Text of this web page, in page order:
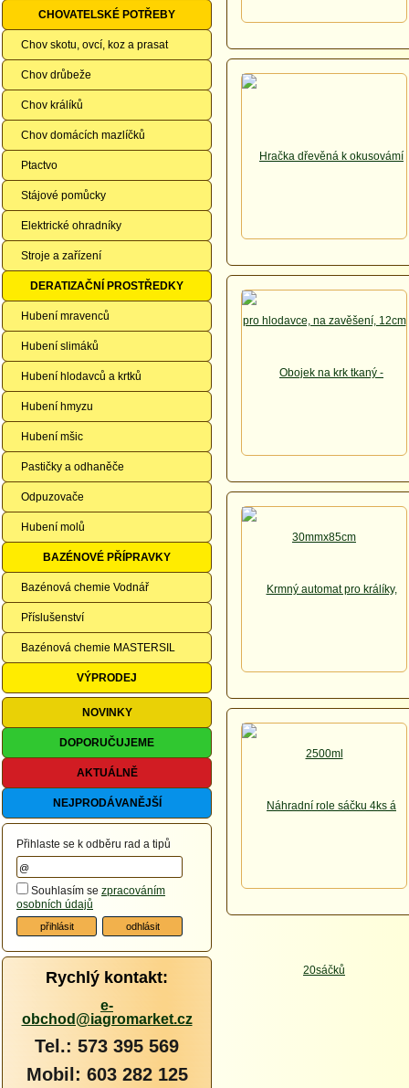
CHOVATELSKÉ POTŘEBY
Chov skotu, ovcí, koz a prasat
Chov drůbeže
Chov králíků
Chov domácích mazlíčků
Ptactvo
Stájové pomůcky
Elektrické ohradníky
Stroje a zařízení
DERATIZAČNÍ PROSTŘEDKY
Hubení mravenců
Hubení slimáků
Hubení hlodavců a krtků
Hubení hmyzu
Hubení mšic
Pastičky a odhaněče
Odpuzovače
Hubení molů
BAZÉNOVÉ PŘÍPRAVKY
Bazénová chemie Vodnář
Příslušenství
Bazénová chemie MASTERSIL
VÝPRODEJ
NOVINKY
DOPORUČUJEME
AKTUÁLNĚ
NEJPRODÁVANĚJŠÍ
Přihlaste se k odběru rad a tipů
Souhlasím se zpracováním
osobních údajů
Rychlý kontakt:
e-
obchod@iagromarket.cz
Tel.: 573 395 569
Mobil: 603 282 125